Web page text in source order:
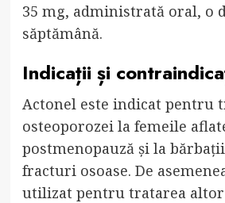
35 mg, administrată oral, o
săptămână.
Indicații și
Actonel este indicat pentru
osteoporozei la femeile
postmenopauză și la
fracturi osoase. De
utilizat pentru tratarea